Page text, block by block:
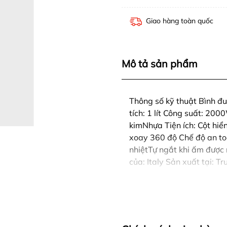
Giao hàng toàn quốc
Mô tả sản phẩm
Thông số kỹ thuật Bình
tích: 1 lít Công suất:
kimNhựa Tiện ích: Cột
xoay 360 độ Chế độ an
nhiệtTự ngắt khi ấm
của: Italy Sản xuất tại: